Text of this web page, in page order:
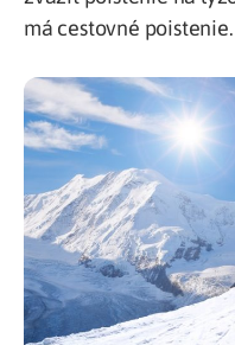
má cestovné poistenie.